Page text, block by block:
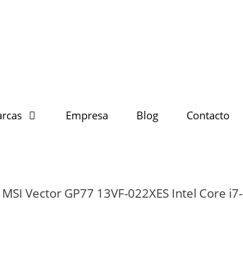
Empresa Blog Contacto
MSI Vector GP77 13VF-022XES Intel Core i7-